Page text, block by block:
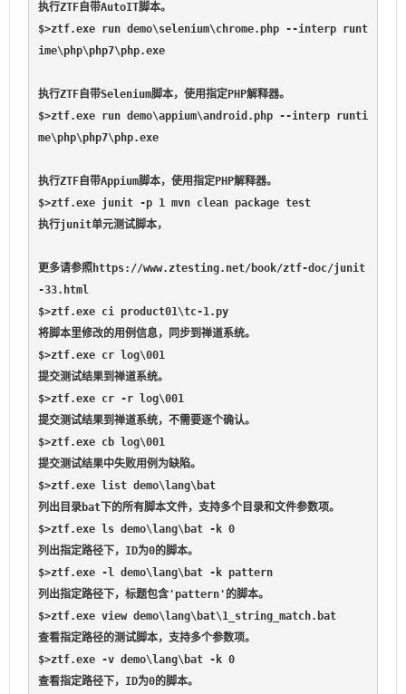
执行ZTF自带AutoIT脚本。
$>ztf.exe run demo\selenium\chrome.php --interp runt
ime\php\php7\php.exe
执行ZTF自带Selenium脚本，使用指定PHP解释器。
$>ztf.exe run demo\appium\android.php --interp runti
me\php\php7\php.exe
执行ZTF自带Appium脚本，使用指定PHP解释器。
$>ztf.exe junit -p 1 mvn clean package test
执行junit单元测试脚本，
更多请参照https://www.ztesting.net/book/ztf-doc/junit
-33.html
$>ztf.exe ci product01\tc-1.py
将脚本里修改的用例信息，同步到禅道系统。
$>ztf.exe cr log\001
提交测试结果到禅道系统。
$>ztf.exe cr -r log\001
提交测试结果到禅道系统，不需要逐个确认。
$>ztf.exe cb log\001
提交测试结果中失败用例为缺陷。
$>ztf.exe list demo\lang\bat
列出目录bat下的所有脚本文件，支持多个目录和文件参数项。
$>ztf.exe ls demo\lang\bat -k 0
列出指定路径下，ID为0的脚本。
$>ztf.exe -l demo\lang\bat -k pattern
列出指定路径下，标题包含'pattern'的脚本。
$>ztf.exe view demo\lang\bat\1_string_match.bat
查看指定路径的测试脚本，支持多个参数项。
$>ztf.exe -v demo\lang\bat -k 0
查看指定路径下，ID为0的脚本。